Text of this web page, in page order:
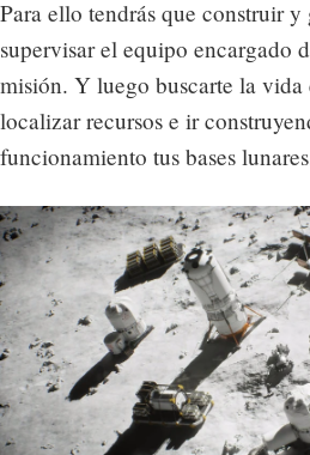
Para ello tendrás que construir y
supervisar el equipo encargado
misión. Y luego buscarte la
localizar recursos e ir
funcionamiento tus bases